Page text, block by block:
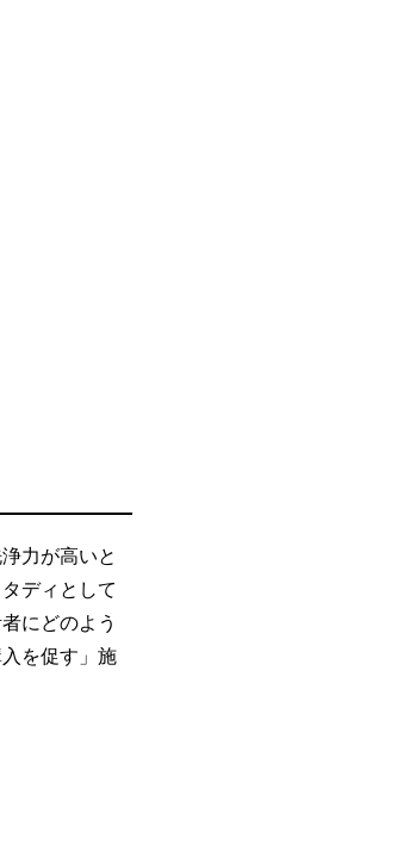
力が高いと
ディとして
にどのよう
を促す」施